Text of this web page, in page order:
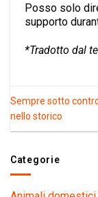
Posso solo
supporto
*Tradotto dal
Sempre sotto
nello storico
Categorie